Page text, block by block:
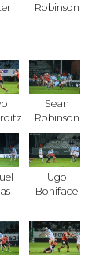
Robinson
Sean
Robinson
Ugo
Boniface